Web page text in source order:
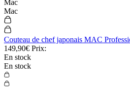
Mac
Mac
Couteau de chef japonais MAC
149,90€ Prix:
En stock
En stock